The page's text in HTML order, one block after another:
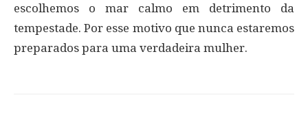
escolhemos o mar calmo em detrimento da
tempestade. Por esse motivo que nunca estaremos
preparados para uma verdadeira mulher.